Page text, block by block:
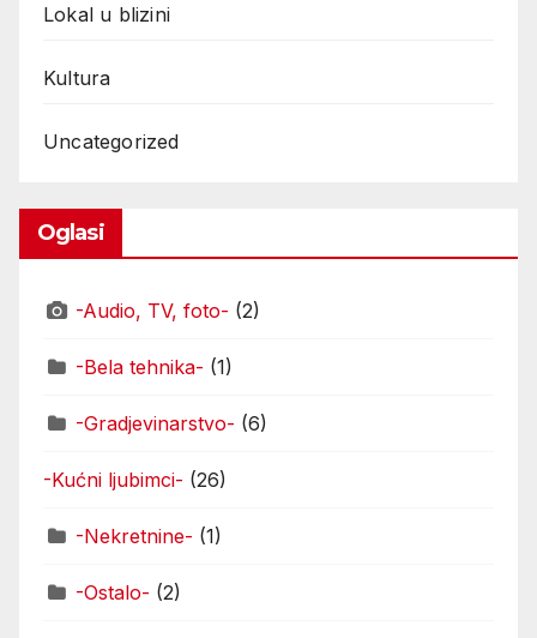
Lokal u blizini
Kultura
Uncategorized
Oglasi
-Audio, TV, foto- (2)
-Bela tehnika- (1)
-Gradjevinarstvo- (6)
-Kućni ljubimci- (26)
-Nekretnine- (1)
-Ostalo- (2)